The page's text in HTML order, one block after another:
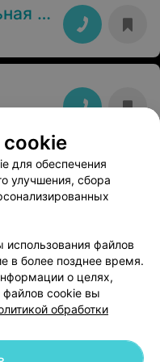
для обеспечения
улучшения, сбора
файлов
в более позднее время.
о целях,
файлов cookie вы
обработки